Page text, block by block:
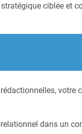
ciblée et
votre
dans un